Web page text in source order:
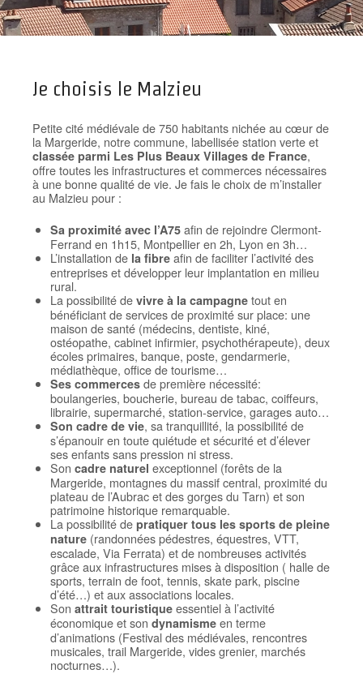
Je choisis le Malzieu
Petite cité médiévale de 750 habitants nichée au cœur de
la Margeride, notre commune, labellisée station verte et
classée parmi Les Plus Beaux Villages de France,
offre toutes les infrastructures et commerces nécessaires
à une bonne qualité de vie. Je fais le choix de m’installer
au Malzieu pour :
Sa proximité avec l’A75afin de rejoindre Clermont-
Ferrand en 1h15, Montpellier en 2h, Lyon en 3h…
L’installation de la fibreafin de faciliter l’activité des
entreprises et développer leur implantation en milieu
rural.
La possibilité de vivre à la campagnetout en
bénéficiant de services de proximité sur place: une
maison de santé (médecins, dentiste, kiné,
ostéopathe, cabinet infirmier, psychothérapeute), deux
écoles primaires, banque, poste, gendarmerie,
médiathèque, office de tourisme…
Ses commercesde première nécessité:
boulangeries, boucherie, bureau de tabac, coiffeurs,
librairie, supermarché, station-service, garages auto…
Son cadre de vie, sa tranquillité, la possibilité de
s’épanouir en toute quiétude et sécurité et d’élever
ses enfants sans pression ni stress.
Son cadre naturel exceptionnel (forêts de la
Margeride, montagnes du massif central, proximité du
plateau de l’Aubrac et des gorges du Tarn) et son
patrimoine historique remarquable.
La possibilité de pratiquer tous les sports de pleine
nature(randonnées pédestres, équestres, VTT,
escalade, Via Ferrata) et de nombreuses activités
grâce aux infrastructures mises à disposition ( halle de
sports, terrain de foot, tennis, skate park, piscine
d’été…) et aux associations locales.
Son attrait touristiqueessentiel à l’activité
économique et son dynamismeen terme
d’animations (Festival des médiévales, rencontres
musicales, trail Margeride, vides grenier, marchés
nocturnes…).